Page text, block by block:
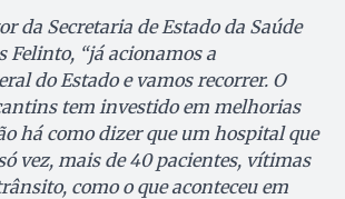
da Secretaria de Estado da Saúde
Felinto, “já acionamos a
do Estado e vamos recorrer. O
tem investido em melhorias
há como dizer que um hospital que
vez, mais de 40 pacientes, vítimas
como o que aconteceu em